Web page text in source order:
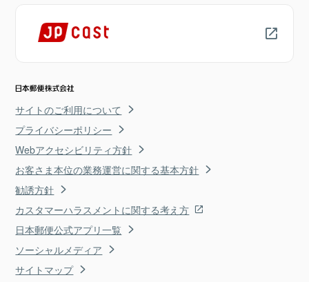
サイトのご利用について
プライバシーポリシー
Webアクセシビリティ方針
お客さま本位の業務運営に関する基本方針
勧誘方針
カスタマーハラスメントに関する考え方
日本郵便公式アプリ一覧
ソーシャルメディア
サイトマップ